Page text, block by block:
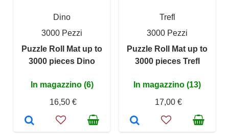
Dino
3000 Pezzi
Puzzle Roll Mat up to
3000 pieces Dino
In magazzino (6)
16,50 €
Trefl
3000 Pezzi
Puzzle Roll Mat up to
3000 pieces Trefl
In magazzino (13)
17,00 €